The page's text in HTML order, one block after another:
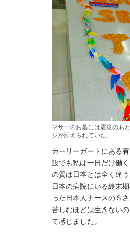
マザーのお墓には震災のあ
ジが添えられていた。
カーリーガートにある
設でも私は一日だけ働
の質は日本とは全く違
日本の病院にいる終末
った日本人ナースのＳ
苦しむほどは生きない
て感じました。